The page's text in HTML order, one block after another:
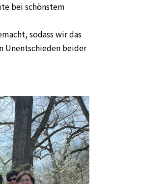
bei schönstem
sodass wir das
Unentschieden beider